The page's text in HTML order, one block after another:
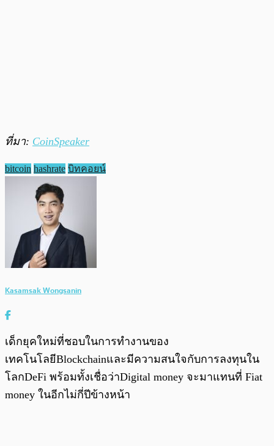
ที่มา: CoinSpeaker
bitcoin hashrate บิทคอยน์
Kasamsak Wongsanin
เด็กยุคใหม่ที่ชอบในการทำงานของ
เทคโนโลยีBlockchainและมีความสนใจกับการลงทุนใน
โลกDeFi พร้อมทั้งเชื่อว่าDigital money จะมาแทนที่ Fiat
money ในอีกไม่กี่ปีข้างหน้า